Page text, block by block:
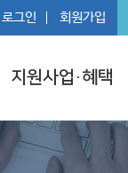
지원사업·혜택
로그인 회원가입